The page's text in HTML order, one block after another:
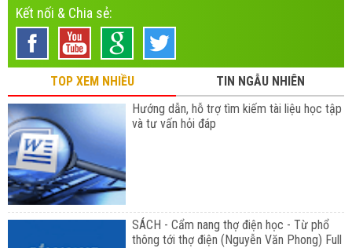
Kết nối & Chia sẻ:
TOP XEM NHIỀU
TIN NGẪU NHIÊN
Hướng dẫn, hỗ trợ tìm kiếm tài liệu học tập
và tư vấn hỏi đáp
SÁCH - Cẩm nang thợ điện học - Từ phổ
thông tới thợ điện (Nguyễn Văn Phong) Full